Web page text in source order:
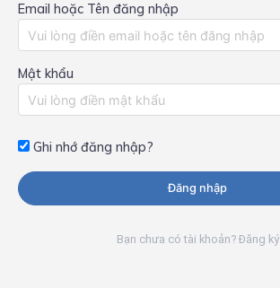
Email hoặc Tên đăng nhập
Mật khẩu
Ghi nhớ đăng nhập?
Đăng nhập
Bạn chưa có tài khoản? Đăng ký